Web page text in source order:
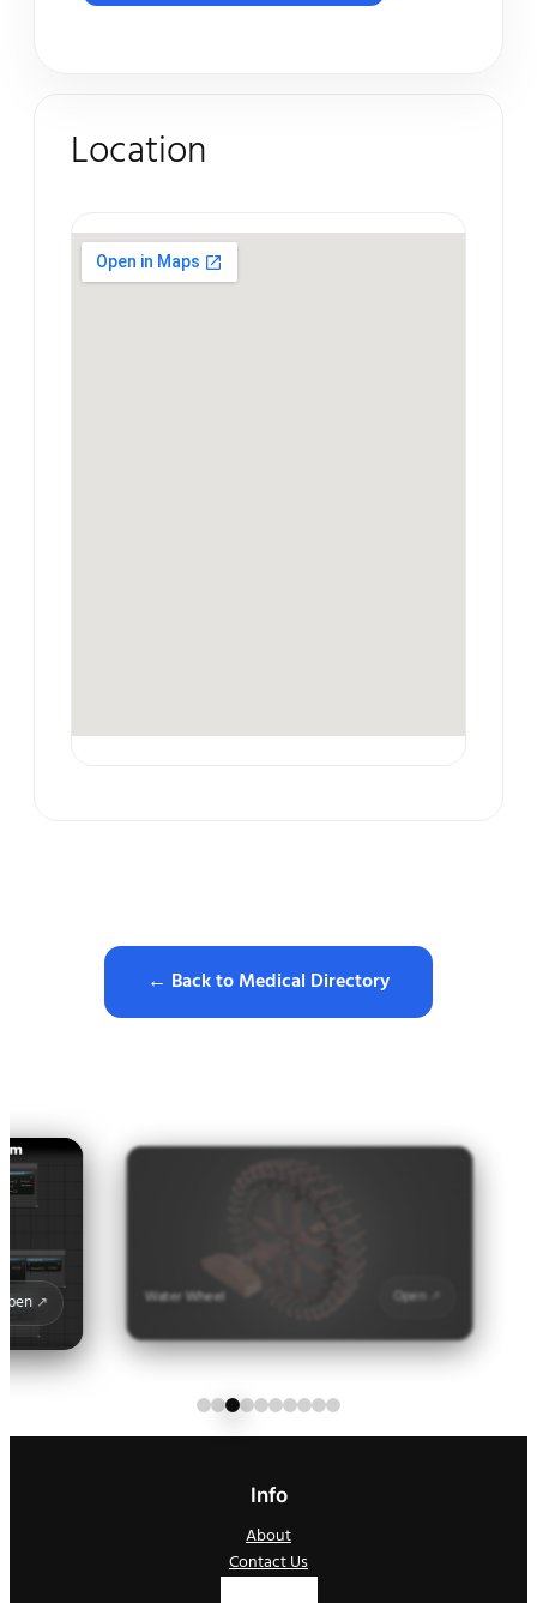
Location
← Back to Medical Directory
Water Wheel Open
Info
About
Contact Us